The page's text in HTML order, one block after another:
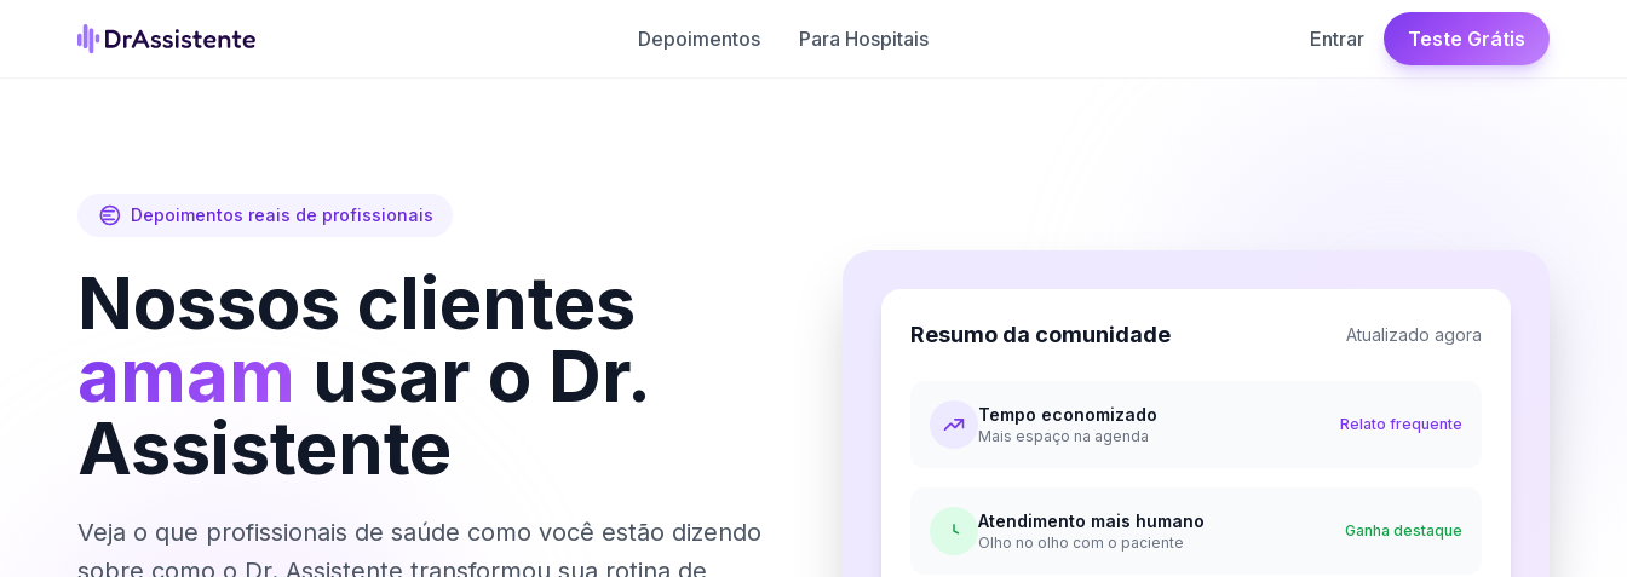
Depoimentos Para Hospitais Entrar Teste Grátis
Depoimentos reais de profissionais
Nossos clientes
amam usar o Dr.
Assistente
Veja o que profissionais de saúde como você estão dizendo
sobre como o Dr. Assistente transformou sua rotina de
Resumo da comunidade Atualizado agora
Tempo economizado
Mais espaço na agenda
Relato frequente
Atendimento mais humano
Olho no olho com o paciente
Ganha destaque